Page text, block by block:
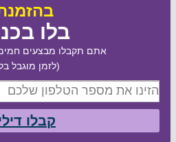
בלו
אתם תקבלו מבצעים
(לזמן מוגבל
קבלו